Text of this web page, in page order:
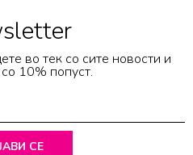
во тек со сите новости и
со 10% попуст.
СЕ